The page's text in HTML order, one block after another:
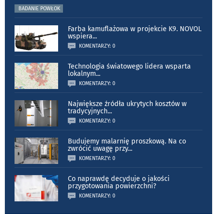
BADANIE POWŁOK
Farba kamuflażowa w projekcie K9. NOVOL
wspiera...
KOMENTARZY: 0
Technologia światowego lidera wsparta
lokalnym...
KOMENTARZY: 0
Największe źródła ukrytych kosztów w
tradycyjnych...
KOMENTARZY: 0
Budujemy malarnię proszkową. Na co
zwrócić uwagę przy...
KOMENTARZY: 0
Co naprawdę decyduje o jakości
przygotowania powierzchni?
KOMENTARZY: 0